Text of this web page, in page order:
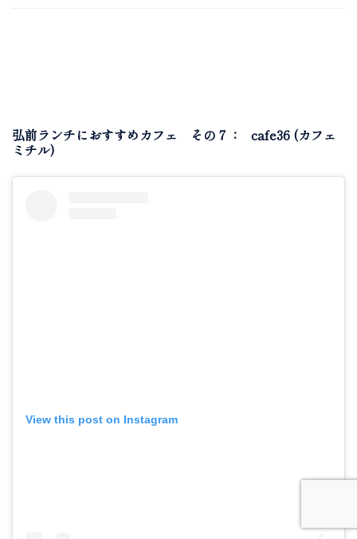
弘前ランチにおすすめカフェ その７： cafe36 (カフェ
ミチル)
View this post on Instagram